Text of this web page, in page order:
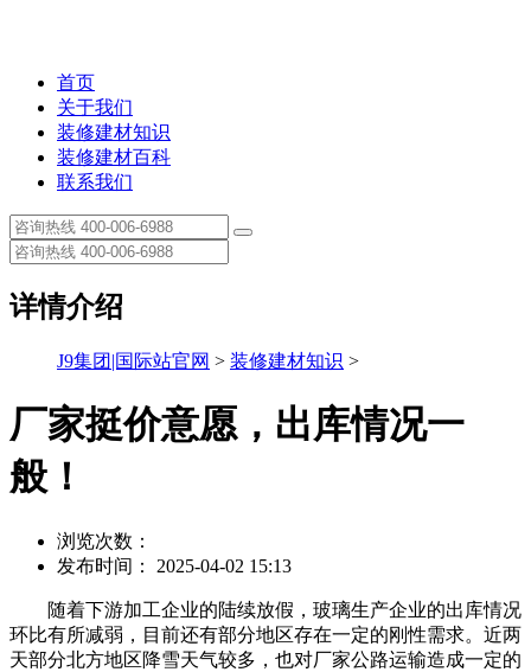
首页
关于我们
装修建材知识
装修建材百科
联系我们
详情介绍
J9集团|国际站官网 > 装修建材知识 >
厂家挺价意愿，出库情况一
般！
浏览次数：
发布时间： 2025-04-02 15:13
随着下游加工企业的陆续放假，玻璃生产企业的出库情况
环比有所减弱，目前还有部分地区存在一定的刚性需求。近两
天部分北方地区降雪天气较多，也对厂家公路运输造成一定的